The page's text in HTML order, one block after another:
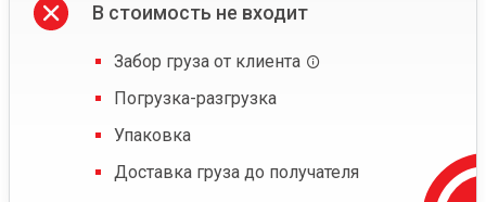
В стоимость не входит
Забор груза от клиента
Погрузка-разгрузка
Упаковка
Доставка груза до получателя